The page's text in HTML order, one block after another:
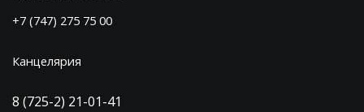
+7 (747) 275 75 00
Канцелярия
8 (725-2) 21-01-41